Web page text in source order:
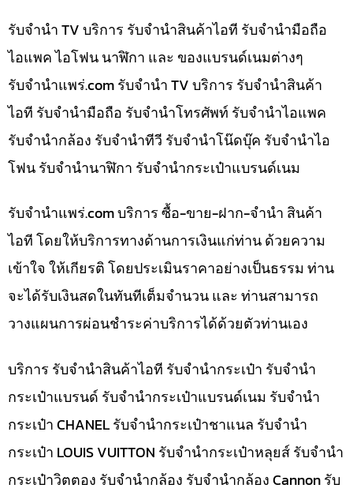
รับจำนำ TV บริการ รับจำนำสินค้าไอที รับจำนำมือถือ
ไอแพค ไอโฟน นาฬิกา และ ของแบรนด์เนมต่างๆ
รับจํานําแพร่.com รับจำนำ TV บริการ รับจำนำสินค้า
ไอที รับจำนำมือถือ รับจำนำโทรศัพท์ รับจำนำไอแพค
รับจำนำกล้อง รับจำนำทีวี รับจำนำโน๊ดบุ๊ค รับจำนำไอ
โฟน รับจำนำนาฬิกา รับจำนำกระเป๋าแบรนด์เนม
รับจํานําแพร่.com บริการ ซื้อ-ขาย-ฝาก-จำนำ สินค้า
ไอที โดยให้บริการทางด้านการเงินแก่ท่าน ด้วยความ
เข้าใจ ให้เกียรติ โดยประเมินราคาอย่างเป็นธรรม ท่าน
จะได้รับเงินสดในทันทีเต็มจำนวน และ ท่านสามารถ
วางแผนการผ่อนชำระค่าบริการได้ด้วยตัวท่านเอง
บริการ รับจำนำสินค้าไอที รับจำนำกระเป๋า รับจำนำ
กระเป๋าแบรนด์ รับจำนำกระเป๋าแบรนด์เนม รับจำนำ
กระเป๋า CHANEL รับจำนำกระเป๋าชาแนล รับจำนำ
กระเป๋า LOUIS VUITTON รับจำนำกระเป๋าหลุยส์ รับจำนำ
กระเป๋าวิตตอง รับจำนำกล้อง รับจำนำกล้อง Cannon รับ